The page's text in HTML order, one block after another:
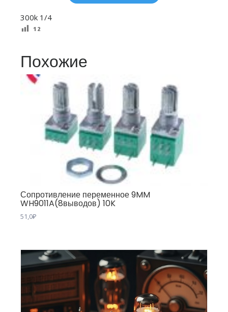
300k 1/4
12
Похожие
Сопротивление переменное 9MM
WH9011A(8выводов) 10K
51,0₽